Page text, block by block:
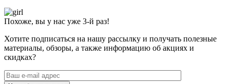
Похоже, вы у нас уже 3-й раз!
Хотите подписаться на нашу рассылку и получать полезные
материалы, обзоры, а также информацию об акциях и
скидках?